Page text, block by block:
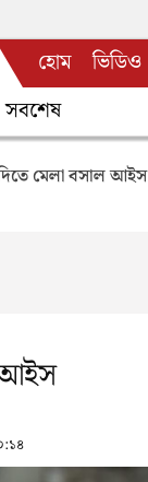
হোম ভিডিও
সবশেষ
মেলা বসাল আইস
আইস